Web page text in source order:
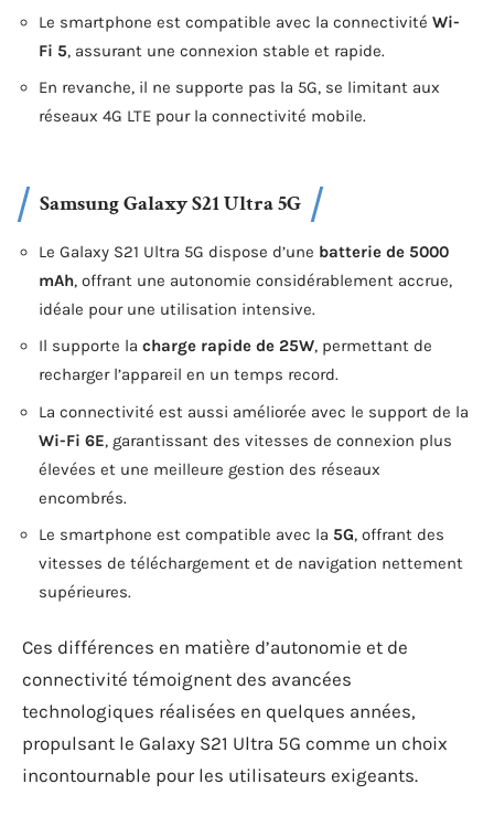
Le smartphone est compatible avec la connectivité Wi-
Fi 5, assurant une connexion stable et rapide.
En revanche, il ne supporte pas la 5G, se limitant aux
réseaux 4G LTE pour la connectivité mobile.
Samsung Galaxy S21 Ultra 5G
Le Galaxy S21 Ultra 5G dispose d’une batterie de 5000
mAh, offrant une autonomie considérablement accrue,
idéale pour une utilisation intensive.
Il supporte la charge rapide de 25W, permettant de
recharger l’appareil en un temps record.
La connectivité est aussi améliorée avec le support de la
Wi-Fi 6E, garantissant des vitesses de connexion plus
élevées et une meilleure gestion des réseaux
encombrés.
Le smartphone est compatible avec la 5G, offrant des
vitesses de téléchargement et de navigation nettement
supérieures.
Ces différences en matière d’autonomie et de
connectivité témoignent des avancées
technologiques réalisées en quelques années,
propulsant le Galaxy S21 Ultra 5G comme un choix
incontournable pour les utilisateurs exigeants.